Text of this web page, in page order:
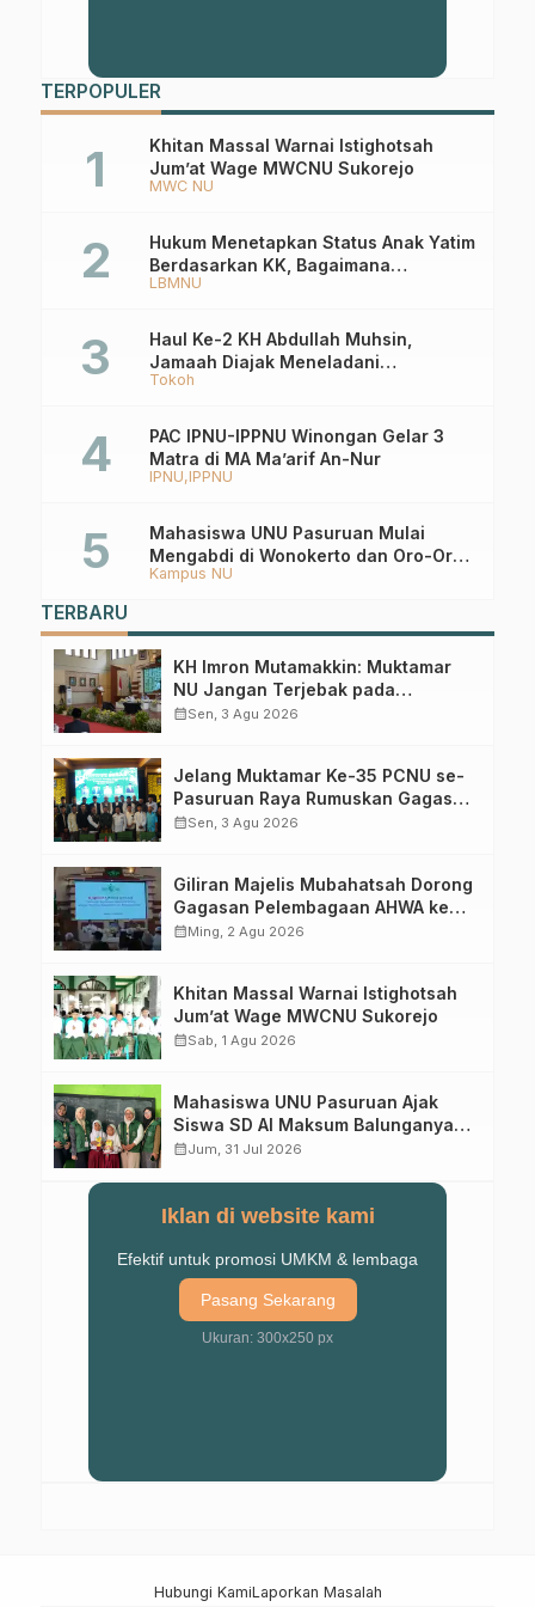
TERPOPULER
MWC NU
Khitan Massal Warnai Istighotsah
Jum’at Wage MWCNU Sukorejo
LBMNU
Hukum Menetapkan Status Anak Yatim
Berdasarkan KK, Bagaimana
Ketentuannya?
Tokoh
Haul Ke-2 KH Abdullah Muhsin,
Jamaah Diajak Meneladani
Keistiqamahan
IPNU IPPNU
PAC IPNU-IPPNU Winongan Gelar 3
Matra di MA Ma’arif An-Nur
Kampus NU
Mahasiswa UNU Pasuruan Mulai
Mengabdi di Wonokerto dan Oro-Oro
Ombo Wetan Berikut Programnya
TERBARU
KH Imron Mutamakkin: Muktamar
NU Jangan Terjebak pada
Perebutan Kursi Ketua Umum
calendar_monthSen, 3 Agu 2026
Jelang Muktamar Ke-35 PCNU se-
Pasuruan Raya Rumuskan Gagasan
Transformasi Gerakan NU Menuju
calendar_monthSen, 3 Agu 2026
Giliran Majelis Mubahatsah Dorong
Gagasan Pelembagaan AHWA ke
Forum Muktamar Mendatang
calendar_monthMing, 2 Agu 2026
Khitan Massal Warnai Istighotsah
Jum’at Wage MWCNU Sukorejo
calendar_monthSab, 1 Agu 2026
Mahasiswa UNU Pasuruan Ajak
Siswa SD Al Maksum Balunganyar
Kuasai Penjumlahan Bersusun
calendar_monthJum, 31 Jul 2026
Iklan di website kami
Efektif untuk promosi UMKM & lembaga
Pasang Sekarang
Ukuran: 300x250 px
Hubungi KamiLaporkan Masalah